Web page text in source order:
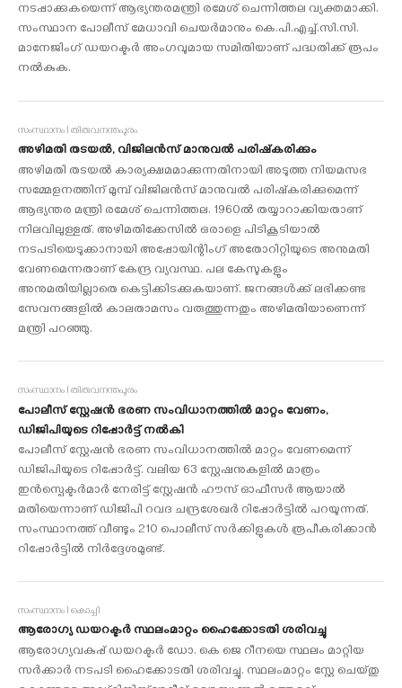
നടപ്പാക്കുകയെന്ന് ആഭ്യന്തരമന്ത്രി രമേശ് ചെന്നിത്തല വ്യക്തമാക്കി.
സംസ്ഥാന പോലീസ് മേധാവി ചെയര്‍മാനും കെ.പി.എച്ച്.സി.സി.
മാനേജിംഗ് ഡയറക്ടര്‍ അംഗവുമായ സമിതിയാണ് പദ്ധതിക്ക് രൂപം
നല്‍കുക.
സംസ്ഥാനം I തിരുവനന്തപുരം
അഴിമതി തടയൽ, വിജിലൻസ് മാനുവൽ പരിഷ്‌കരിക്കും
അഴിമതി തടയൽ കാര്യക്ഷമമാക്കുന്നതിനായി അടുത്ത നിയമസഭ
സമ്മേളനത്തിന് മുമ്പ് വിജിലൻസ് മാനുവൽ പരിഷ്‌കരിക്കുമെന്ന്
ആഭ്യന്തര മന്ത്രി രമേശ് ചെന്നിത്തല. 1960ൽ തയ്യാറാക്കിയതാണ്
നിലവിലുള്ളത്. അഴിമതിക്കേസിൽ ഒരാളെ പിടികൂടിയാൽ
നടപടിയെടുക്കാനായി അപ്പോയിന്റിംഗ് അതോറിറ്റിയുടെ അനുമതി
വേണമെന്നതാണ് കേന്ദ്ര വ്യവസ്ഥ. പല കേസുകളും
അനുമതിയില്ലാതെ കെട്ടിക്കിടക്കുകയാണ്. ജനങ്ങൾക്ക് ലഭിക്കണ്ട
സേവനങ്ങളിൽ കാലതാമസം വരുത്തുന്നതും അഴിമതിയാണെന്ന്
മന്ത്രി പറഞ്ഞു.
സംസ്ഥാനം I തിരുവനന്തപുരം
പോലീസ് സ്റ്റേഷന്‍ ഭരണ സംവിധാനത്തില്‍ മാറ്റം വേണം,
ഡിജിപിയുടെ റിപ്പോര്‍ട്ട് നൽകി
പോലീസ് സ്റ്റേഷന്‍ ഭരണ സംവിധാനത്തില്‍ മാറ്റം വേണമെന്ന്
ഡിജിപിയുടെ റിപ്പോര്‍ട്ട്. വലിയ 63 സ്റ്റേഷനുകളില്‍ മാത്രം
ഇന്‍സ്പെക്ടര്‍മാര്‍ നേരിട്ട് സ്റ്റേഷന്‍ ഹൗസ് ഓഫീസര്‍ ആയാല്‍
മതിയെന്നാണ് ഡിജിപി റവദ ചന്ദ്രശേഖര്‍ റിപ്പോര്‍ട്ടില്‍ പറയുന്നത്.
സംസ്ഥാനത്ത് വീണ്ടും 210 പൊലീസ് സര്‍ക്കിളുകള്‍ രൂപീകരിക്കാന്‍
റിപ്പോര്‍ട്ടില്‍ നിര്‍ദ്ദേശമുണ്ട്.
സംസ്ഥാനം I കൊച്ചി
ആരോഗ്യ ഡയറക്ടര്‍ സ്ഥലംമാറ്റം ഹൈക്കോടതി ശരിവച്ചു
ആരോഗ്യവകുപ്പ് ഡയറക്ടര്‍ ഡോ. കെ ജെ റീനയെ സ്ഥലം മാറ്റിയ
സര്‍ക്കാര്‍ നടപടി ഹൈക്കോടതി ശരിവച്ചു. സ്ഥലംമാറ്റം സ്റ്റേ ചെയ്തു